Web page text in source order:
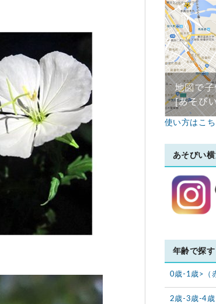
使い方はこち
あそびい
年齢で探す
0歳-1歳>（
2歳-3歳-4歳